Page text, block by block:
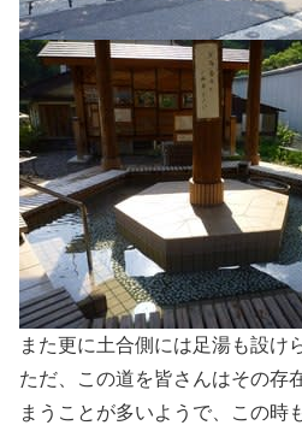
また更に土合側には足湯も設け
ただ、この道を皆さんはその存
まうことが多いようで、この時